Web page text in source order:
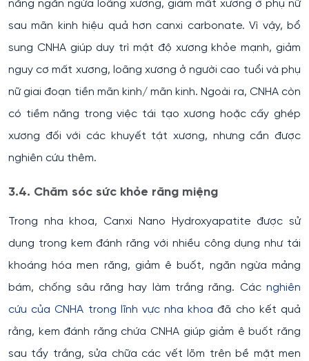
năng ngăn ngừa loãng xương, giảm mất xương ở phụ nữ
sau mãn kinh hiệu quả hơn canxi carbonate. Vì vậy, bổ
sung CNHA giúp duy trì mật độ xương khỏe mạnh, giảm
nguy cơ mất xương, loãng xương ở người cao tuổi và phụ
nữ giai đoạn tiền mãn kinh/ mãn kinh. Ngoài ra, CNHA còn
có tiềm năng trong việc tái tạo xương hoặc cấy ghép
xương đối với các khuyết tật xương, nhưng cần được
nghiên cứu thêm.
3.4. Chăm sóc sức khỏe răng miệng
Trong nha khoa, Canxi Nano Hydroxyapatite được sử
dụng trong kem đánh răng với nhiều công dụng như tái
khoáng hóa men răng, giảm ê buốt, ngăn ngừa mảng
bám, chống sâu răng hay làm trắng răng. Các nghiên
cứu của CNHA trong lĩnh vực nha khoa đã cho kết quả
rằng, kem đánh răng chứa CNHA giúp giảm ê buốt răng
sau tẩy trắng, sửa chữa các vết lõm trên bề mặt men